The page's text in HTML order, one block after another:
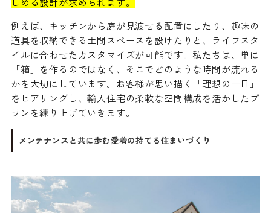
例えば、キッチンから庭が見渡せる配置にしたり、趣味の
道具を収納できる土間スペースを設けたりと、ライフスタ
イルに合わせたカスタマイズが可能です。私たちは、単に
「箱」を作るのではなく、そこでどのような時間が流れる
かを大切にしています。お客様が思い描く「理想の一日」
をヒアリングし、輸入住宅の柔軟な空間構成を活かしたプ
ランを練り上げていきます。
メンテナンスと共に歩む愛着の持てる住まいづくり